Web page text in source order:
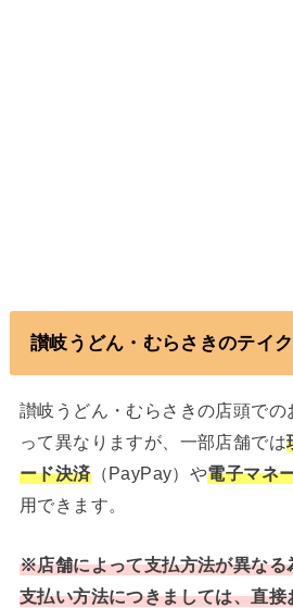
讃岐うどん・むらさきのテイ
讃岐うどん・むらさきの店頭での
って異なりますが、一部店舗では
ード決済（PayPay）や電子マネ
用できます。
※店舗によって支払方法が異なる
支払い方法につきましては、直接